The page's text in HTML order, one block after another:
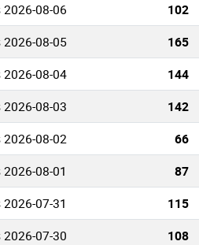
08-06 102
2026-08-05 165
2026-08-04 144
08-03 142
2026-08-02 66
08-01 87
07-31 115
07-30 108